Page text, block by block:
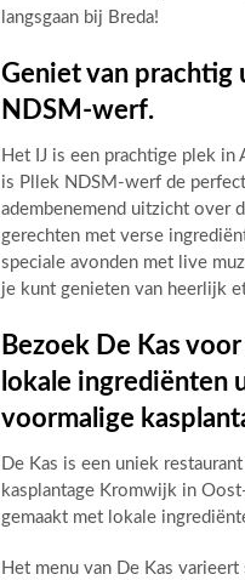
langsgaan bij Breda!
Geniet van prachtig
NDSM-werf.
Het IJ is een prachtige plek
is Pllek NDSM-werf de
adembenemend uitzicht over
gerechten met verse
speciale avonden met live
je kunt genieten van heerlijk
Bezoek De Kas
lokale ingrediënten
voormalige
De Kas is een uniek
kasplantage Kromwijk in
gemaakt met lokale
Het menu van De Kas